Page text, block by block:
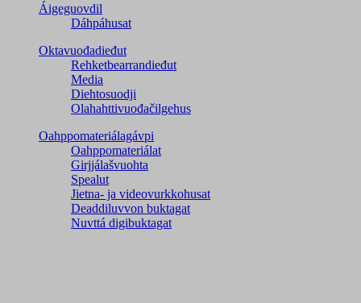
Áigeguovdil
Dáhpáhusat
Oktavuođadieđut
Rehketbearrandieđut
Media
Diehtosuodji
Olahahttivuođačilgehus
Oahppomateriálagávpi
Oahppomateriálat
Girjjálašvuohta
Spealut
Jietna- ja videovurkkohusat
Deaddiluvvon buktagat
Nuvttá digibuktagat